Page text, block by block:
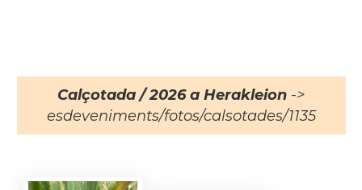
Calçotada / 2026 a Herakleion ->
esdeveniments/fotos/calsotades/1135